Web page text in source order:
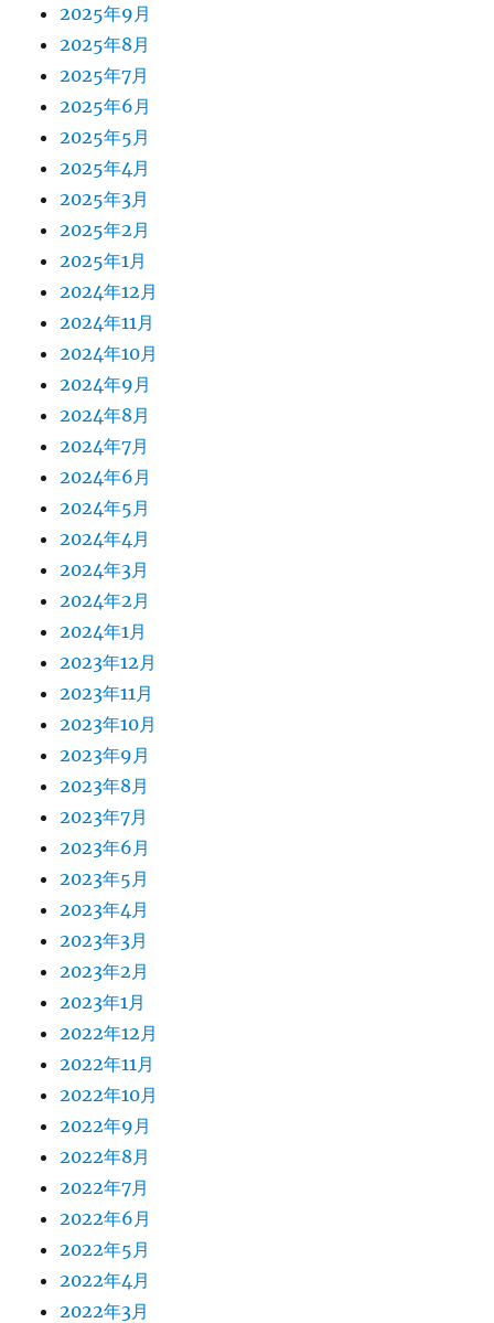
2025年9月
2025年8月
2025年7月
2025年6月
2025年5月
2025年4月
2025年3月
2025年2月
2025年1月
2024年12月
2024年11月
2024年10月
2024年9月
2024年8月
2024年7月
2024年6月
2024年5月
2024年4月
2024年3月
2024年2月
2024年1月
2023年12月
2023年11月
2023年10月
2023年9月
2023年8月
2023年7月
2023年6月
2023年5月
2023年4月
2023年3月
2023年2月
2023年1月
2022年12月
2022年11月
2022年10月
2022年9月
2022年8月
2022年7月
2022年6月
2022年5月
2022年4月
2022年3月